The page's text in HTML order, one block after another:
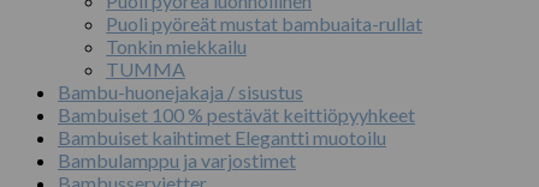
Puoli pyöreät mustat bambuaita-rullat
Tonkin miekkailu
TUMMA
Bambu-huonejakaja / sisustus
Bambuiset 100 % pestävät keittiöpyyhkeet
Bambuiset kaihtimet Elegantti muotoilu
Bambulamppu ja varjostimet